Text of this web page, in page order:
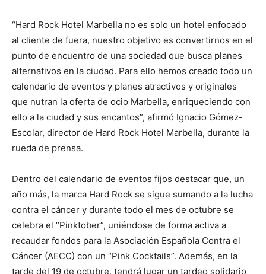
“Hard Rock Hotel Marbella no es solo un hotel enfocado
al cliente de fuera, nuestro objetivo es convertirnos en el
punto de encuentro de una sociedad que busca planes
alternativos en la ciudad. Para ello hemos creado todo un
calendario de eventos y planes atractivos y originales
que nutran la oferta de ocio Marbella, enriqueciendo con
ello a la ciudad y sus encantos”, afirmó Ignacio Gómez-
Escolar, director de Hard Rock Hotel Marbella, durante la
rueda de prensa.
Dentro del calendario de eventos fijos destacar que, un
año más, la marca Hard Rock se sigue sumando a la lucha
contra el cáncer y durante todo el mes de octubre se
celebra el “Pinktober”, uniéndose de forma activa a
recaudar fondos para la Asociación Española Contra el
Cáncer (AECC) con un “Pink Cocktails”. Además, en la
tarde del 19 de octubre, tendrá lugar un tardeo solidario